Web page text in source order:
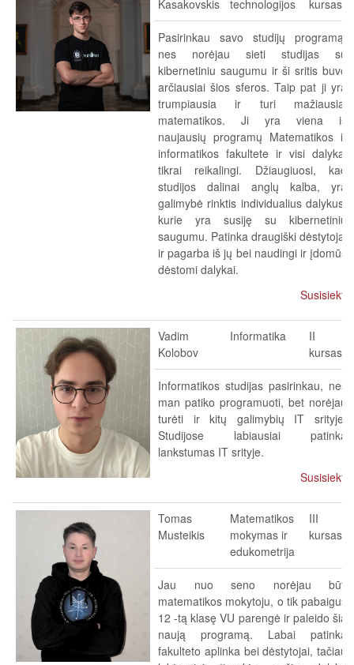
Kasakovskis technologijos kursas
Pasirinkau savo studijų programą,
nes norėjau sieti studijas su
kibernetiniu saugumu ir ši sritis buvo
arčiausiai šios sferos. Taip pat ji yra
trumpiausia ir turi mažiausiai
matematikos. Ji yra viena iš
naujausių programų Matematikos ir
informatikos fakultete ir visi dalykai
tikrai reikalingi. Džiaugiuosi, kad
studijos dalinai anglų kalba, yra
galimybė rinktis individualius dalykus,
kurie yra susiję su kibernetiniu
saugumu. Patinka draugiški dėstytojai
ir pagarba iš jų bei naudingi ir įdomūs
dėstomi dalykai.
Susisiekti
Vadim
Kolobov
Informatika
II
kursas
Informatikos studijas pasirinkau, nes
man patiko programuoti, bet norėjau
turėti ir kitų galimybių IT srityje.
Studijose labiausiai patinka
lankstumas IT srityje.
Susisiekti
Tomas
Musteikis
Matematikos
mokymas ir
edukometrija
III
kursas
Jau nuo seno norėjau būti
matematikos mokytoju, o tik pabaigus
12 -tą klasę VU parengė ir paleido šią
naują programą. Labai patinka
fakulteto aplinka bei dėstytojai, tačiau